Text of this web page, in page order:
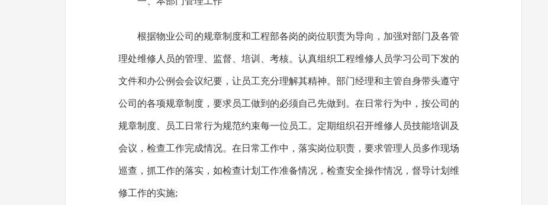
根据物业公司的规章制度和工程部各岗的岗位职责为导向，加强对部门及各管
理处维修人员的管理、监督、培训、考核。认真组织工程维修人员学习公司下发的
文件和办公例会会议纪要，让员工充分理解其精神。部门经理和主管自身带头遵守
公司的各项规章制度，要求员工做到的必须自己先做到。在日常行为中，按公司的
规章制度、员工日常行为规范约束每一位员工。定期组织召开维修人员技能培训及
会议，检查工作完成情况。在日常工作中，落实岗位职责，要求管理人员多作现场
巡查，抓工作的落实，如检查计划工作准备情况，检查安全操作情况，督导计划维
修工作的实施;